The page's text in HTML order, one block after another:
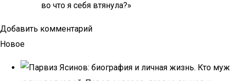
во что я себя втянула?»
Добавить комментарий
Новое